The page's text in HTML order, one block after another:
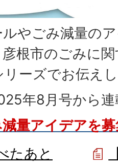
やごみ減量の
根市のごみに
ーズでお伝え
年8月号から
量アイデアを
たあと